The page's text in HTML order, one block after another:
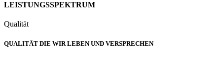
LEISTUNGSSPEKTRUM
Qualität
QUALITÄT DIE WIR LEBEN UND VERSPRECHEN